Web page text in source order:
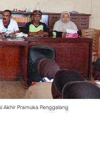
Akhir Pramuka Penggalang